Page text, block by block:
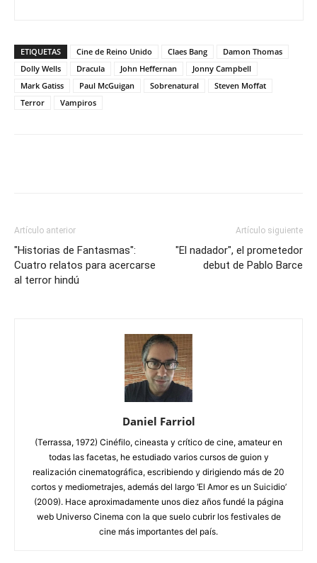
ETIQUETAS Cine de Reino Unido Claes Bang
Damon Thomas
Dolly Wells
Dracula John Heffernan
Jonny Campbell
Mark Gatiss
Paul McGuigan Sobrenatural
Steven Moffat
Terror
Vampiros
Artículo anterior
"Historias de Fantasmas":
Cuatro relatos para acercarse
al terror hindú
Artículo siguiente
"El nadador", el prometedor
debut de Pablo Barce
Daniel Farriol
(Terrassa, 1972) Cinéfilo, cineasta y crítico de cine, amateur en
todas las facetas, he estudiado varios cursos de guion y
realización cinematográfica, escribiendo y dirigiendo más de 20
cortos y mediometrajes, además del largo ‘El Amor es un Suicidio’
(2009). Hace aproximadamente unos diez años fundé la página
web Universo Cinema con la que suelo cubrir los festivales de
cine más importantes del país.